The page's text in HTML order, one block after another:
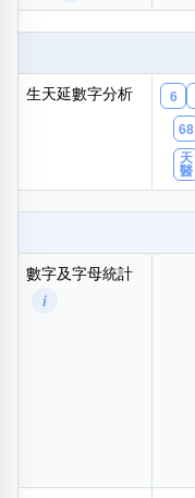
包含數字
次數分類
生天延數字分析 6
68
天
醫
數字及字母統計
i